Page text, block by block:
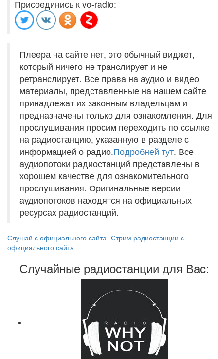
Присоединись к vo-radio:
Плеера на сайте нет, это обычный виджет,
который ничего не транслирует и не
ретранслирует. Все права на аудио и видео
материалы, представленные на нашем сайте
принадлежат их законным владельцам и
предназначены только для ознакомления. Для
прослушивания просим переходить по ссылке
на радиостанцию, указанную в разделе с
информацией о радио.Подробней тут. Все
аудиопотоки радиостанций представлены в
хорошем качестве для ознакомительного
прослушивания. Оригинальные версии
аудиопотоков находятся на официальных
ресурсах радиостанций.
Слушай с официального сайта Стрим радиостанции с
официального сайта
Случайные радиостанции для Вас: